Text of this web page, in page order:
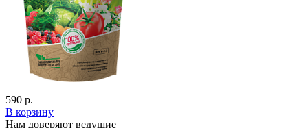
590 р.
В корзину
Нам доверяют ведущие